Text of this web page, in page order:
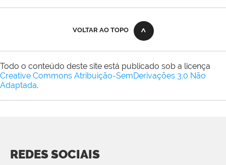
VOLTAR AO TOPO
Todo o conteúdo deste site está publicado sob a licença
Creative Commons Atribuição-SemDerivações 3.0 Não
Adaptada.
REDES SOCIAIS